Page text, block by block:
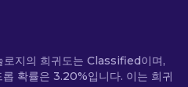
지의 희귀도는 Classified이며,
확률은 3.20%입니다. 이는 희귀